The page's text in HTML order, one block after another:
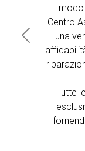
Centro
una
Tutte
Previous